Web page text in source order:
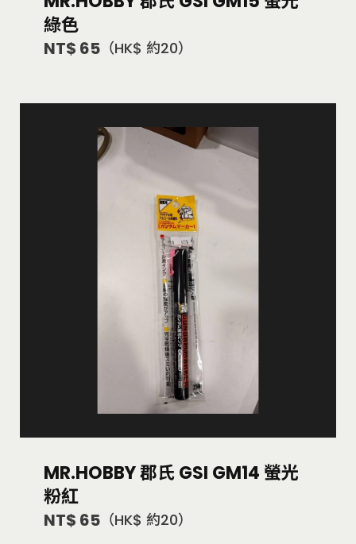
綠色
NT$ 65 （HK$ 約20）
MR.HOBBY 郡氏 GSI GM14 螢光
粉紅
NT$ 65 （HK$ 約20）